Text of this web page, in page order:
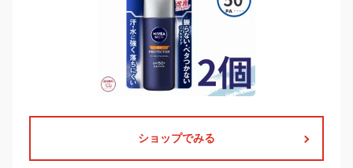
ショップでみる